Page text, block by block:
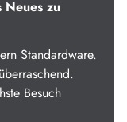
Neues zu
Standardware.
Besuch